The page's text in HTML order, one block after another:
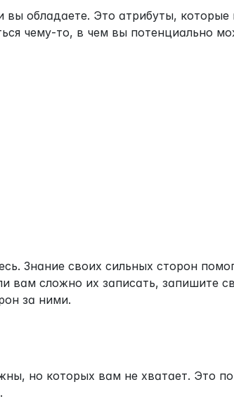
обладаете. Это атрибуты,
чему-то, в чем вы потенциально
Знание своих сильных сторон
вам сложно их записать, запишите
за ними.
но которых вам не хватает. Это